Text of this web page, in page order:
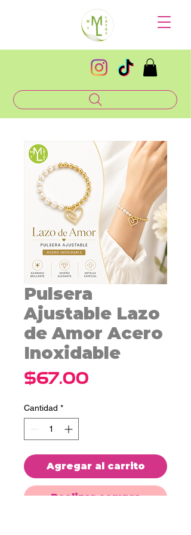
Pulsera
Ajustable Lazo
de Amor Acero
Inoxidable
$67.00
Cantidad *
Agregar al carrito
Realizar compra